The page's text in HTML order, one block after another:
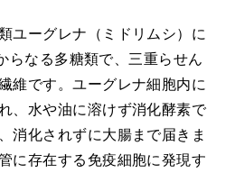
ユーグレナ（ミドリムシ）に
らなる多糖類で、三重らせん
維です。ユーグレナ細胞内に
、水や油に溶けず消化酵素で
消化されずに大腸まで届きま
に存在する免疫細胞に発現す